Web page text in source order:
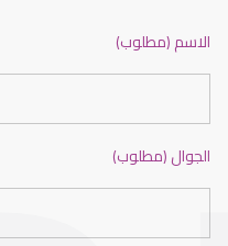
ضعف نظر الاطفال
الاسم (مطلوب)
الجوال (مطلوب)